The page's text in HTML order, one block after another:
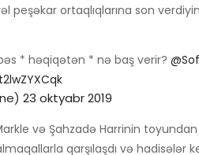
ortaqlıqlarına son
* həqiqətən * nə baş verir?
23 oktyabr 2019
və Şahzadə Harrinin
qarşılaşdı və hadisələr